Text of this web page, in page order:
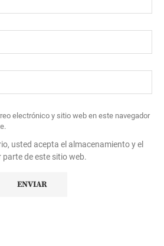
electrónico y sitio web en este navegador
usted acepta el almacenamiento y el
de este sitio web.